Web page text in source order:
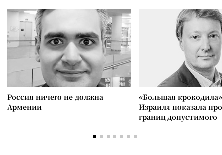
Россия ничего не должна
Армении
«Большая
Израиля показала
границ допустимого